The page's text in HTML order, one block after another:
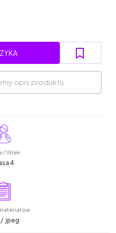
opis produktu
/ Wiek
4
/ .jpeg